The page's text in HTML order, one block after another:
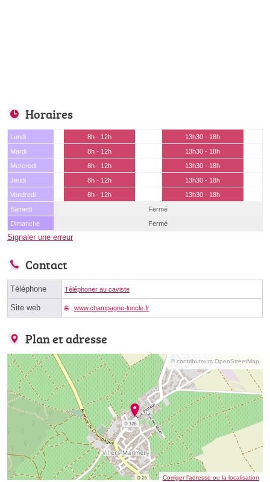
Horaires
Lundi 8h - 12h
13h30 - 18h
Mardi
8h - 12h
13h30 - 18h
Mercredi
8h - 12h
13h30 - 18h
Jeudi
8h - 12h
13h30 - 18h
Vendredi
8h - 12h
13h30 - 18h
Samedi
Fermé
Dimanche
Fermé
Signaler une erreur
Contact
Téléphone Téléphoner au caviste
Site web www.champagne-loncle.fr
Plan et adresse
© contributeurs OpenStreetMap
Corriger l’adresse ou la localisation